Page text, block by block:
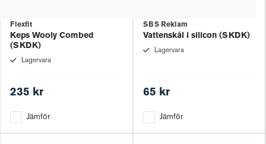
Flexfit
Keps Wooly Combed
(SKDK)
Lagervara
235 kr
Jämför
SBS Reklam
Vattenskål i silicon (SKDK)
Lagervara
65 kr
Jämför